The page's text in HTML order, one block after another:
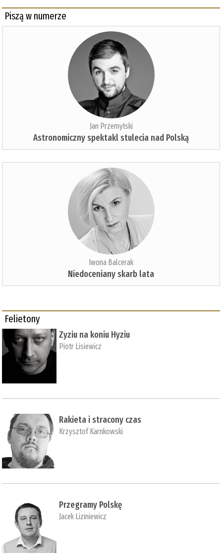
Piszą w numerze
Jan Przemyłski
Astronomiczny spektakl stulecia nad Polską
Iwona Balcerak
Niedoceniany skarb lata
Felietony
Zyziu na koniu Hyziu
Piotr Lisiewicz
Rakieta i stracony czas
Krzysztof Karnkowski
Przegramy Polskę
Jacek Liziniewicz